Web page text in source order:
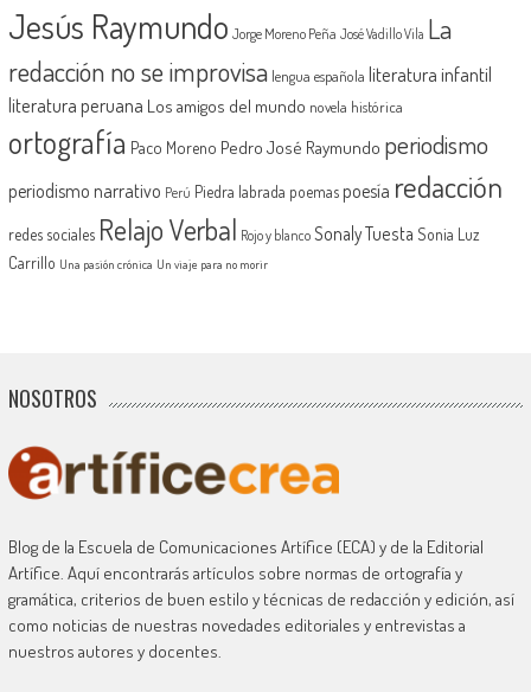
Jesús Raymundo Jorge Moreno Peña José Vadillo Vila La
redacción no se improvisa lengua española literatura infantil
literatura peruana Los amigos del mundo novela histórica
ortografía Paco Moreno Pedro José Raymundo periodismo
periodismo narrativo Perú Piedra labrada poemas poesía redacción
redes sociales Relajo Verbal Rojo y blanco Sonaly Tuesta Sonia Luz
Carrillo Una pasión crónica Un viaje para no morir
NOSOTROS
Blog de la Escuela de Comunicaciones Artífice (ECA) y de la Editorial
Artífice. Aquí encontrarás artículos sobre normas de ortografía y
gramática, criterios de buen estilo y técnicas de redacción y edición, así
como noticias de nuestras novedades editoriales y entrevistas a
nuestros autores y docentes.